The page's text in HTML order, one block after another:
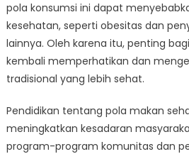
pola konsumsi ini dapat
kesehatan, seperti obesitas dan
lainnya. Oleh karena itu, penting
kembali memperhatikan dan
tradisional yang lebih sehat.
Pendidikan tentang pola makan
meningkatkan kesadaran
program-program komunitas dan